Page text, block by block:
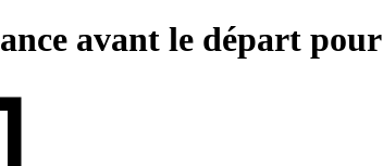
avant le départ